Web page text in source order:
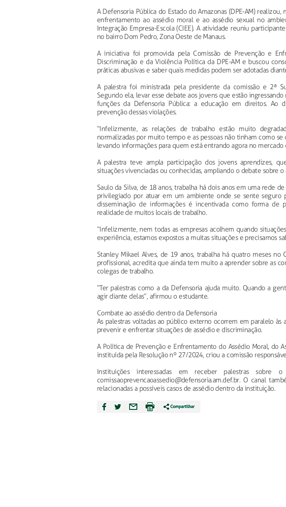
A Defensoria Pública do Estado do Amazonas (DPE-AM)
enfrentamento ao assédio moral e ao assédio sexual no
Integração Empresa-Escola (CIEE). A atividade reuniu
no bairro Dom Pedro, Zona Oeste de Manaus.
A iniciativa foi promovida pela Comissão de Prevenção e
Discriminação e da Violência Política da DPE-AM e buscou
práticas abusivas e saber quais medidas podem ser adotadas
A palestra foi ministrada pela presidente da comissão e 2ª
Segundo ela, levar esse debate aos jovens que estão
funções da Defensoria Pública: a educação em direitos. Ao
prevenção dessas violações.
“Infelizmente, as relações de trabalho estão muito
normalizadas por muito tempo e as pessoas não tinham como
levando informações para quem está entrando agora no mercado
A palestra teve ampla participação dos jovens aprendizes,
situações vivenciadas ou conhecidas, ampliando o debate sobre o
Saulo da Silva, de 18 anos, trabalha há dois anos em uma rede
privilegiado por atuar em um ambiente onde se sente seguro
disseminação de informações é incentivada como forma de
realidade de muitos locais de trabalho.
“Infelizmente, nem todas as empresas acolhem quando
experiência, estamos expostos a muitas situações e precisamos
Stanley Mikael Alves, de 19 anos, trabalha há quatro meses no
profissional, acredita que ainda tem muito a aprender sobre as
colegas de trabalho.
“Ter palestras como a da Defensoria ajuda muito. Quando a
agir diante delas”, afirmou o estudante.
Combate ao assédio dentro da Defensoria
As palestras voltadas ao público externo ocorrem em paralelo
prevenir e enfrentar situações de assédio e discriminação.
A Política de Prevenção e Enfrentamento do Assédio Moral, do
instituída pela Resolução nº 27/2024, criou a comissão
Instituições interessadas em receber palestras
comissaoprevencaoassedio@defensoria.am.def.br. O canal
relacionadas a possíveis casos de assédio dentro da instituição.